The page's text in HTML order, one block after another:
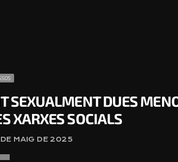
SEXUALMENT DUES
XARXES SOCIALS
MAIG DE 2025